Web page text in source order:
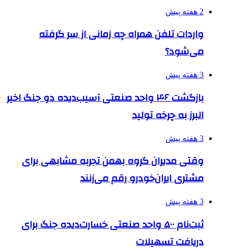
2 هفته پیش
واردات تلفن همراه چه زمانی از سر گرفته
می‌شود؟
3 هفته پیش
بازگشت ۴۶ واحد صنعتی آسیب‌دیده دو جنگ اخیر
البرز به چرخه تولید
3 هفته پیش
وقتی مدیران گروه بهمن تجربه مشابهی برای
مشتری ایران‌خودرو رقم می‌زنند
3 هفته پیش
ثبت‌نام ۵۰۰ واحد صنعتی خسارت‌دیده جنگ برای
دریافت تسهیلات